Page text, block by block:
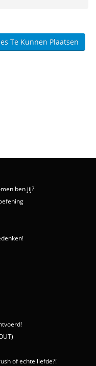
Te Kunnen Plaatsen
ben jij?
of echte liefde?!